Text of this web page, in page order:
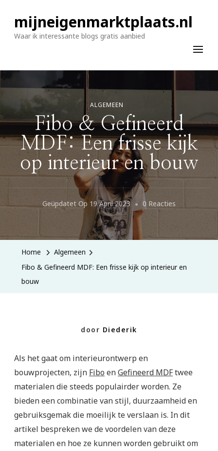
mijneigenmarktplaats.nl
Waar ik interessante blogs gratis aanbied
ALGEMEEN
Fibo & Gefineerd
MDF: Een frisse kijk
op interieur en bouw
Geüpdatet Op 19 April 2023 0 Reacties
Home
Algemeen
Fibo & Gefineerd MDF: Een frisse kijk op interieur en
bouw
door Diederik
Als het gaat om interieurontwerp en
bouwprojecten, zijn Fibo enGefineerd MDFtwee
materialen die steeds populairder worden. Ze
bieden een combinatie van stijl, duurzaamheid en
gebruiksgemak die moeilijk te verslaan is. In dit
artikel bespreken we de voordelen van deze
materialen en hoe ze kunnen worden gebruikt om